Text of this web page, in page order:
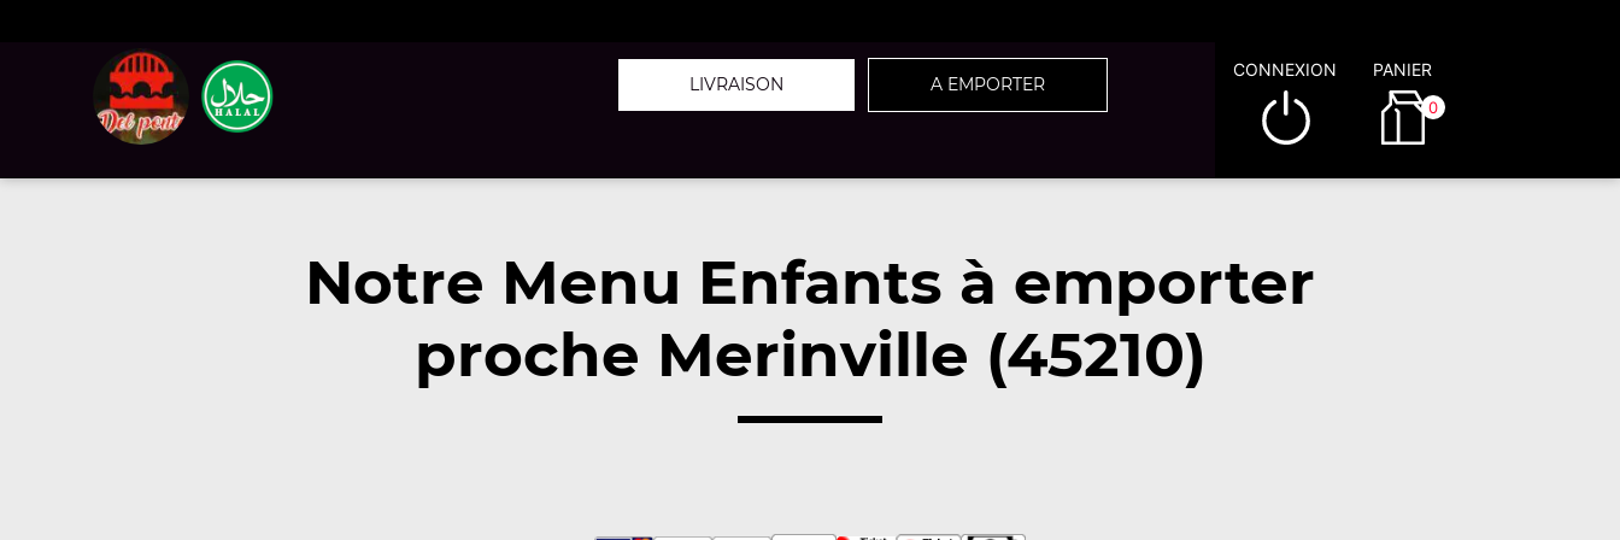
LIVRAISON A EMPORTER
CONNEXION PANIER
0
Notre Menu Enfants à emporter
proche Merinville (45210)